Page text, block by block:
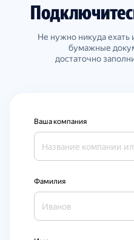
Не нужно никуда ехать
бумажные
достаточно
Ваша компания
Фамилия